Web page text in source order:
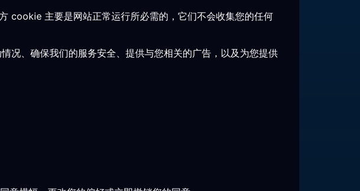
cookie 主要是网站正常运行所必需的，它们不会收集您的任何
况、确保我们的服务安全、提供与您相关的广告，以及为您提供